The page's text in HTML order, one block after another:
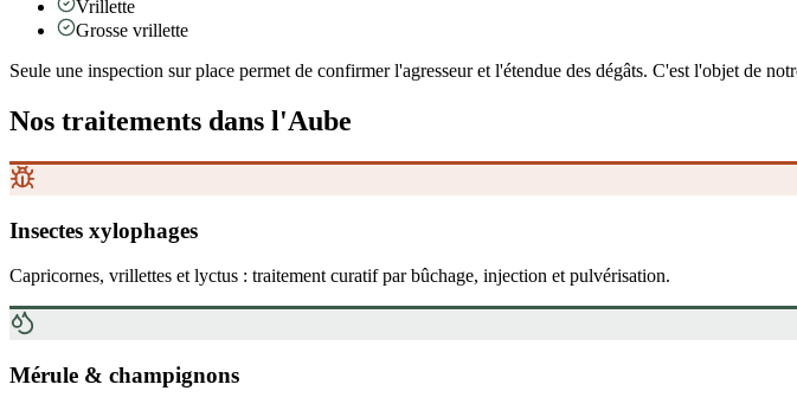
Vrillette
Grosse vrillette
Seule une inspection sur place permet de confirmer l'agresseur et l'étendue des dégâts. C'est l'objet de
Nos traitements dans l'Aube
Insectes xylophages
Capricornes, vrillettes et lyctus : traitement curatif par bûchage, injection et pulvérisation.
Mérule & champignons